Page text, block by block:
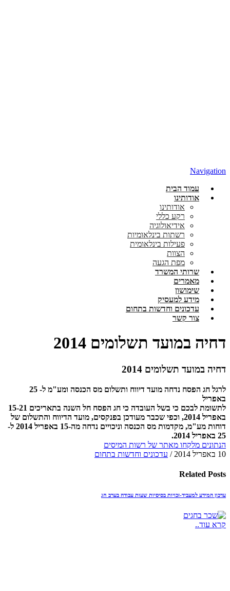
Navigation
עמוד הבית
אודותינו
אודותינו
רקע כללי
אידיאולוגיה
רשתות בינלאומיות
פעילות בינלאומית
הצוות
מפת הגעה
שרותי המשרד
מאמרים
שימושון
מידע למעסיק
עדכונים וחדשות בתחום
צור קשר
דחיה במועד תשלומים 2014
דחיה במועד תשלומים 2014
לרגל חג הפסח נדחה מועד דיווח ותשלום מס הכנסה ומע"מ ל- 25
באפריל
לתשומת לבכם כי בשל העובדה כי חג הפסח חל השנה בתאריכים 15-21
באפריל 2014, וכפי שכבר מעודכן בפנקסים, מועד הדיווח והתשלום של
דוחות מע"מ, מקדמות מס הכנסה וניכויים נדחה מה-15 באפריל 2014 ל-
25 באפריל 2014.
הנתונים מלקחו מאתר של רשות המיסים
10 באפריל 2014
/ עדכונים וחדשות בתחום
Related Posts
עדכון המידע למעביד-זכויות בסיסיות שעות עבודה בערב חג
קרא עוד..